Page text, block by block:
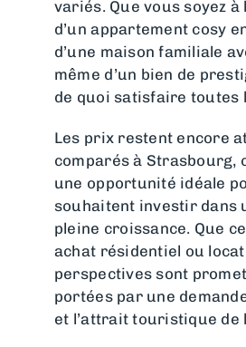
variés. Que vous soyez
d’un appartement cosy
d’une maison familiale
même d’un bien de
de quoi satisfaire toutes
Les prix restent encore
comparés à Strasbourg,
une opportunité idéale
souhaitent investir dans
pleine croissance. Que
achat résidentiel ou
perspectives sont
portées par une
et l’attrait touristique de